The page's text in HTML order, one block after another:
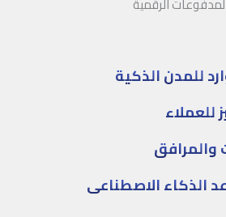
للمدن الذكية
للعملاء
والمرافق
الذكاء الاصطناعي